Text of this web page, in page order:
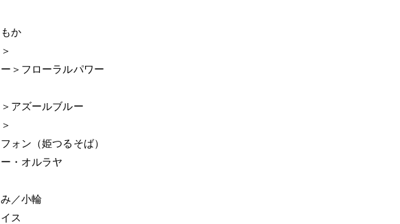
か
＞フローラルパワー
アズールブルー
ォン（姫つるそば）
・オルラヤ
／小輪
ス